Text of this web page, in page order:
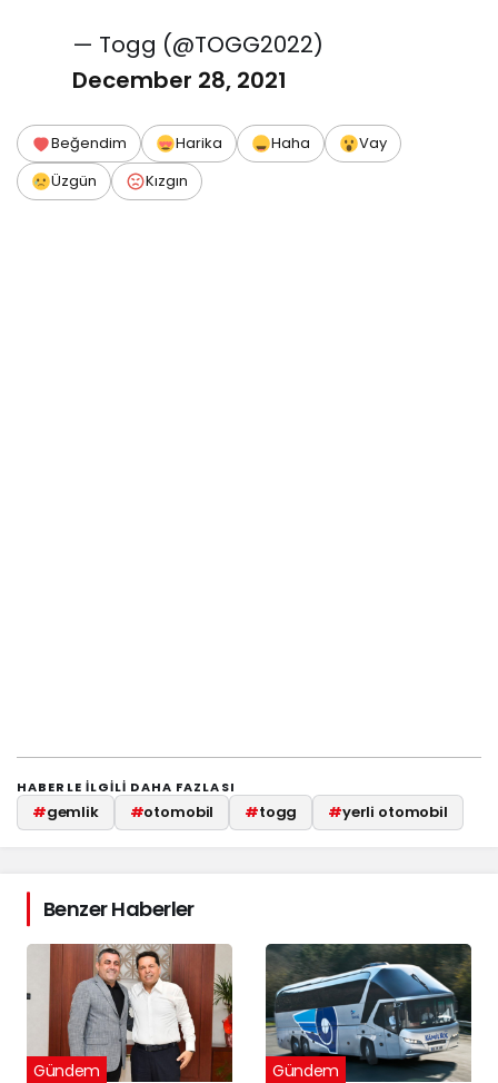
— Togg (@TOGG2022)
December 28, 2021
Beğendim Harika Haha
Vay
Üzgün
Kızgın
HABERLE ILGILI DAHA FAZLASI
#gemlik #otomobil #togg #yerli otomobil
Benzer Haberler
Gündem Gündem